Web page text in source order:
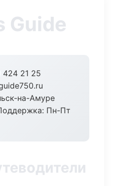
Guide
424 21 25
на-Амуре
Пн-Пт